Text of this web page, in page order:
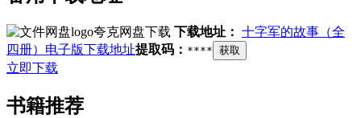
夸克网盘下载 下载地址： 十字军的故事（全
四册）电子版下载地址提取码： **** 获取
立即下载
书籍推荐